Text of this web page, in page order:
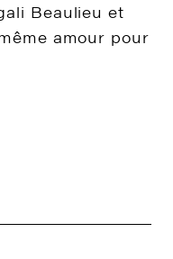
Beaulieu et
amour pour